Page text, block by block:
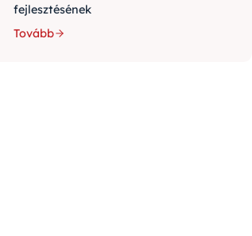
fejlesztésének
Tovább